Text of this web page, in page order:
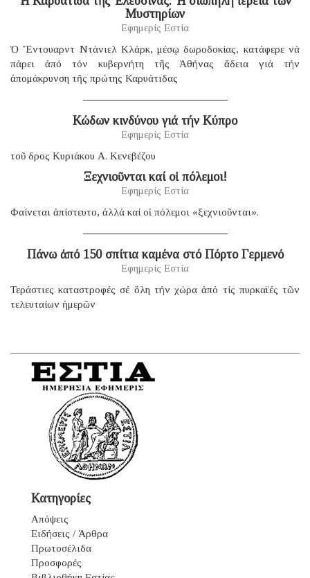
Μυστηρίων
Εφημερίς Εστία
Ὁ Ἔντουαρντ Ντάνιελ Κλάρκ, μέσῳ δωροδοκίας, κατάφερε νά
πάρει ἀπό τόν κυβερνήτη τῆς Ἀθήνας ἄδεια γιά τήν
ἀπομάκρυνση τῆς πρώτης Καρυάτιδας
Κώδων κινδύνου γιά τήν Κύπρο
Εφημερίς Εστία
τοῦ δρος Κυριάκου Α. Κενεβέζου
Ξεχνιοῦνται καί οἱ πόλεμοι!
Εφημερίς Εστία
Φαίνεται ἀπίστευτο, ἀλλά καί οἱ πόλεμοι «ξεχνιοῦνται».
Πάνω ἀπό 150 σπίτια καμένα στό Πόρτο Γερμενό
Εφημερίς Εστία
Τεράστιες καταστροφές σέ ὅλη τήν χώρα ἀπό τίς πυρκαϊές τῶν
τελευταίων ἡμερῶν
Κατηγορίες
Απόψεις
Ειδήσεις / Άρθρα
Πρωτοσέλιδα
Προσφορές